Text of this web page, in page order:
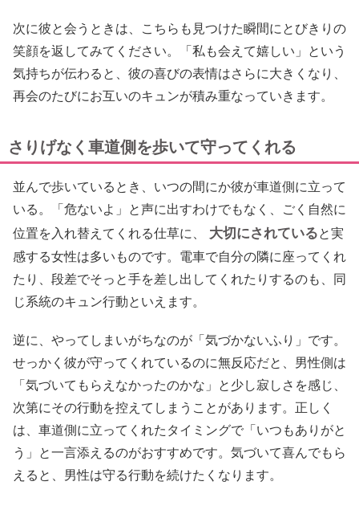
次に彼と会うときは、こちらも見つけた瞬間にとびきりの
笑顔を返してみてください。「私も会えて嬉しい」という
気持ちが伝わると、彼の喜びの表情はさらに大きくなり、
再会のたびにお互いのキュンが積み重なっていきます。
さりげなく車道側を歩いて守ってくれる
並んで歩いているとき、いつの間にか彼が車道側に立って
いる。「危ないよ」と声に出すわけでもなく、ごく自然に
位置を入れ替えてくれる仕草に、
大切にされていると実
感する女性は多いものです。電車で自分の隣に座ってくれ
たり、段差でそっと手を差し出してくれたりするのも、同
じ系統のキュン行動といえます。
逆に、やってしまいがちなのが「気づかないふり」です。
せっかく彼が守ってくれているのに無反応だと、男性側は
「気づいてもらえなかったのかな」と少し寂しさを感じ、
次第にその行動を控えてしまうことがあります。正しく
は、車道側に立ってくれたタイミングで「いつもありがと
う」と一言添えるのがおすすめです。気づいて喜んでもら
えると、男性は守る行動を続けたくなります。